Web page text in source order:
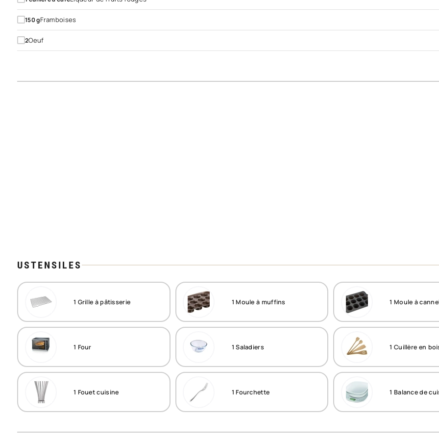
150gFramboises
2Oeuf
USTENSILES
1 Grille à pâtisserie 1 Moule à muffins 1 Moule à
1 Four 1 Saladiers 1 Cuillère en
1 Fouet cuisine 1 Fourchette 1 Balance de